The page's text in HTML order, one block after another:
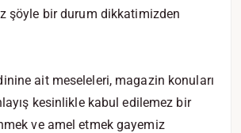
şöyle bir durum dikkatimizden
ait meseleleri, magazin konuları
kesinlikle kabul edilemez bir
ve amel etmek gayemiz